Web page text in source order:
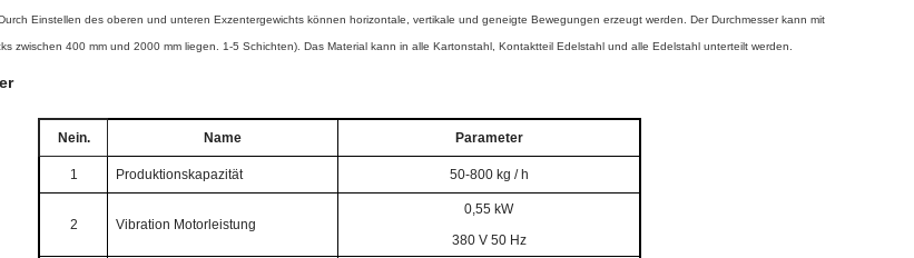
Einstellen des oberen und unteren Exzentergewichts können horizontale, vertikale und geneigte Bewegungen erzeugt werden. Der Durchmesser kann mit
zwischen 400 mm und 2000 mm liegen. 1-5 Schichten). Das Material kann in alle Kartonstahl, Kontaktteil Edelstahl und alle Edelstahl unterteilt werden.
Nein. Name Parameter
1 Produktionskapazität 50-800 kg / h
2 Vibration Motorleistung
0,55 kW
380 V 50 Hz